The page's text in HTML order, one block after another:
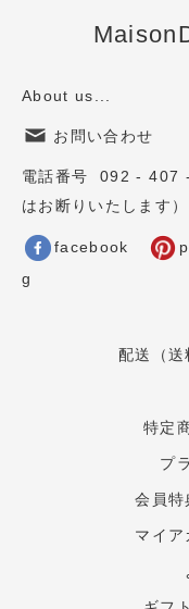
About us...
お問い合わせ
電話番号 092 - 407
はお断りいたします）
facebook
g
配送（送
特定
プ
会員特
マイア